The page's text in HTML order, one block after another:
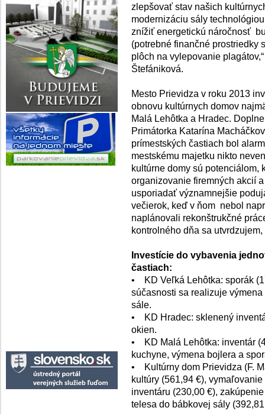
zlepšovať stav našich
modernizáciu sály
znížiť energetickú náročnosť
(potrebné finančné
plôch na vylepovanie
Štefániková.
Mesto Prievidza v roku 2013
obnovu kultúrnych domov
Malá Lehôtka a Hradec.
Primátorka Katarína
prímestských častiach bol
mestskému majetku nikto
kultúrne domy sú potenciálom,
organizovanie firemných akcií
usporiadať významnejšie
večierok, keď v ňom nebol
naplánovali rekonštrukčné
kontrolného dňa sa
Investície do vybavenia
častiach:
• KD Veľká Lehôtka: sporák
súčasnosti sa realizuje
sále.
• KD Hradec: sklenený
okien.
• KD Malá Lehôtka: inventár
kuchyne, výmena bojlera a
• Kultúrny dom Prievidza (F.
kultúry (561,94 €),
inventáru (230,00 €),
telesa do bábkovej sály